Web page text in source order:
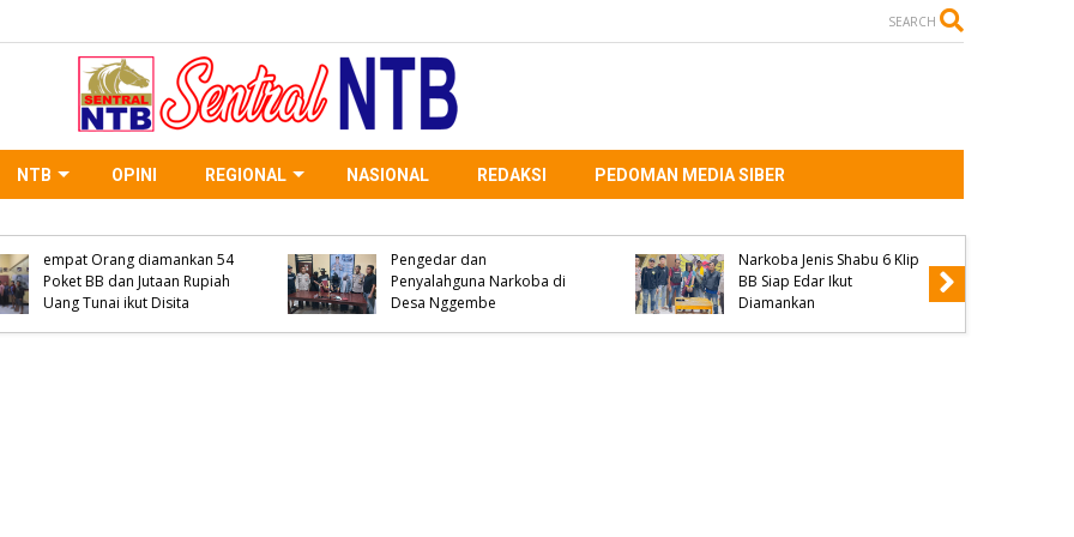
SEARCH
NTB OPINI REGIONAL NASIONAL REDAKSI PEDOMAN MEDIA SIBER
WNA Asal Negara Arab
Desa Oi Saro, Unit Inafis
Satreskrim Polres Bima
Kabupaten Olah TKP, Pihak
Keluarga Menolak Diautopsi
Terduga Pelaku Pengedar
Narkoba Jenis Shabu 4
Paket BB Siap Edar Ikut
Disita
Parado Jadi Pemateri
Seminar KKN Universitas
Muhammadiyah Bima dan
Ini Penyampaiannya